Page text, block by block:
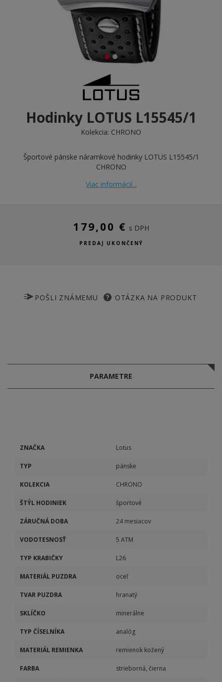
Hodinky LOTUS L15545/1
Kolekcia: CHRONO
Športové pánske náramkové hodinky LOTUS L15545/1
CHRONO
Viac informácií...
179,00 € s DPH
PREDAJ UKONČENÝ
POŠLI ZNÁMEMU OTÁZKA NA PRODUKT
PARAMETRE
ZNAČKA Lotus
TYP pánske
KOLEKCIA CHRONO
ŠTÝL HODINIEK športové
ZÁRUČNÁ DOBA 24 mesiacov
VODOTESNOSŤ 5 ATM
TYP KRABIČKY L26
MATERIÁL PUZDRA oceľ
TVAR PUZDRA hranatý
SKLÍČKO minerálne
TYP ČÍSELNÍKA analóg
MATERIÁL REMIENKA remienok kožený
FARBA strieborná, čierna